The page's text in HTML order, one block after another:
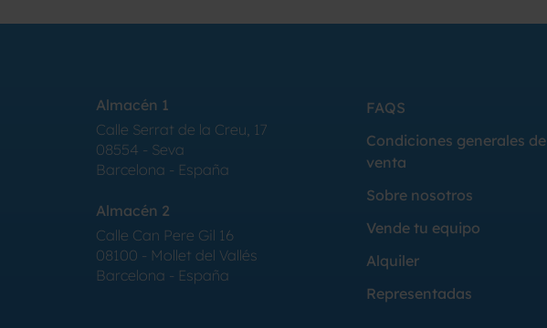
RESISTENCIAS
Almacén 1
Calle Serrat de la Creu, 17
08554 - Seva
Barcelona - España
Almacén 2
Calle Can Pere Gil 16
08100 - Mollet del Vallés
Barcelona - España
FAQS
Condiciones generales de
venta
Sobre nosotros
Vende tu equipo
Alquiler
Representadas